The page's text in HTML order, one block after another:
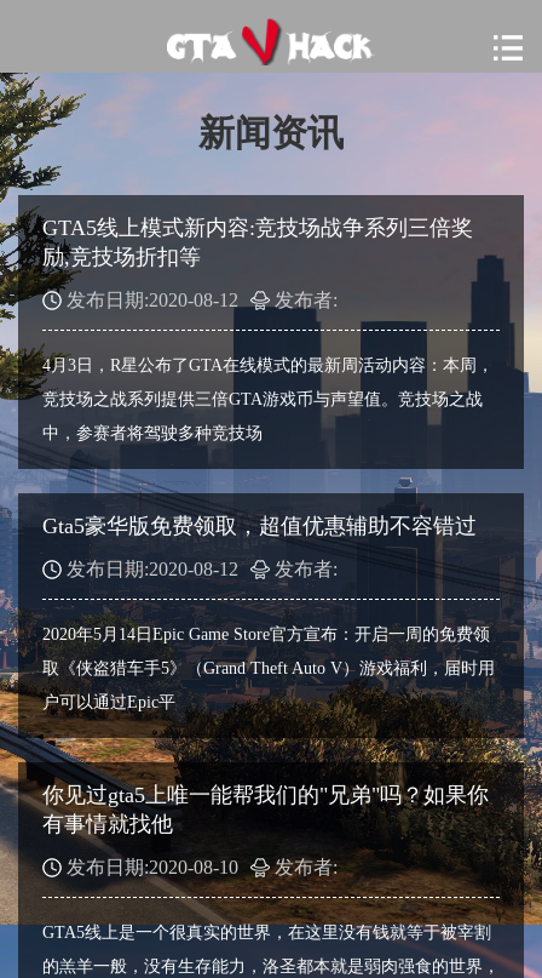
新闻资讯
GTA5线上模式新内容:竞技场战争系列三倍奖
励,竞技场折扣等
发布日期:2020-08-12 发布者:
4月3日，R星公布了GTA在线模式的最新周活动内容：本周，
竞技场之战系列提供三倍GTA游戏币与声望值。竞技场之战
中，参赛者将驾驶多种竞技场
Gta5豪华版免费领取，超值优惠辅助不容错过
发布日期:2020-08-12 发布者:
2020年5月14日Epic Game Store官方宣布：开启一周的免费领
取《侠盗猎车手5》（Grand Theft Auto V）游戏福利，届时用
户可以通过Epic平
你见过gta5上唯一能帮我们的"兄弟"吗？如果你
有事情就找他
发布日期:2020-08-10 发布者:
GTA5线上是一个很真实的世界，在这里没有钱就等于被宰割
的羔羊一般，没有生存能力，洛圣都本就是弱肉强食的世界，